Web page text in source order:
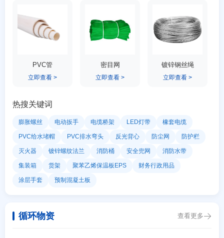
PVC管
立即查看 >
密目网
立即查看 >
镀锌钢丝绳
立即查看 >
热搜关键词
膨胀螺丝 电动扳手 电缆桥架 LED灯带 橡套电缆
PVC给水堵帽 PVC排水弯头 反光背心 防尘网 防护栏
灭火器 镀锌螺纹法兰 消防桶 安全兜网 消防水带
集装箱 货架 聚苯乙烯保温板EPS 财务行政用品
涂层手套 预制混凝土板
循环物资 查看更多